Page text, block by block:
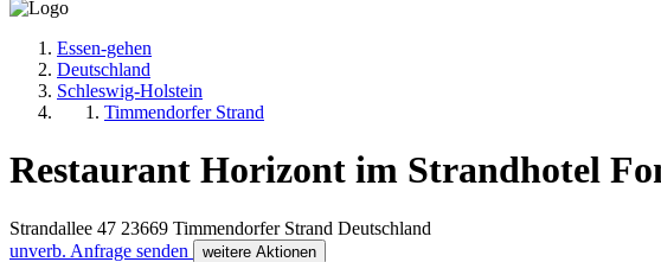
Essen-gehen
Deutschland
Schleswig-Holstein
Timmendorfer Strand
Restaurant Horizont im Strandhotel
Strandallee 47 23669 Timmendorfer Strand Deutschland
unverb. Anfrage senden
weitere Aktionen